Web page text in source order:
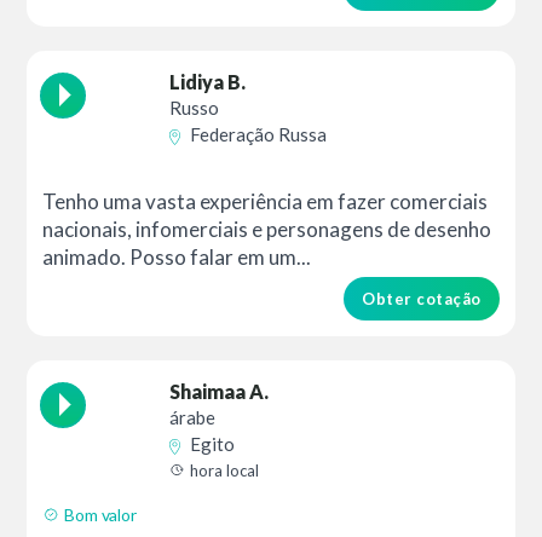
Lidiya B.
Russo
Federação Russa
Tenho uma vasta experiência em fazer comerciais
nacionais, infomerciais e personagens de desenho
animado. Posso falar em um...
Obter cotação
Shaimaa A.
árabe
Egito
hora local
Bom valor